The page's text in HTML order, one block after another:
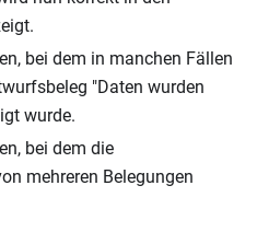
bei dem in manchen Fällen
"Daten wurden
wurde.
bei dem die
mehreren Belegungen